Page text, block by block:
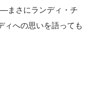
まさにランディ・チ
ィへの思いを語っても